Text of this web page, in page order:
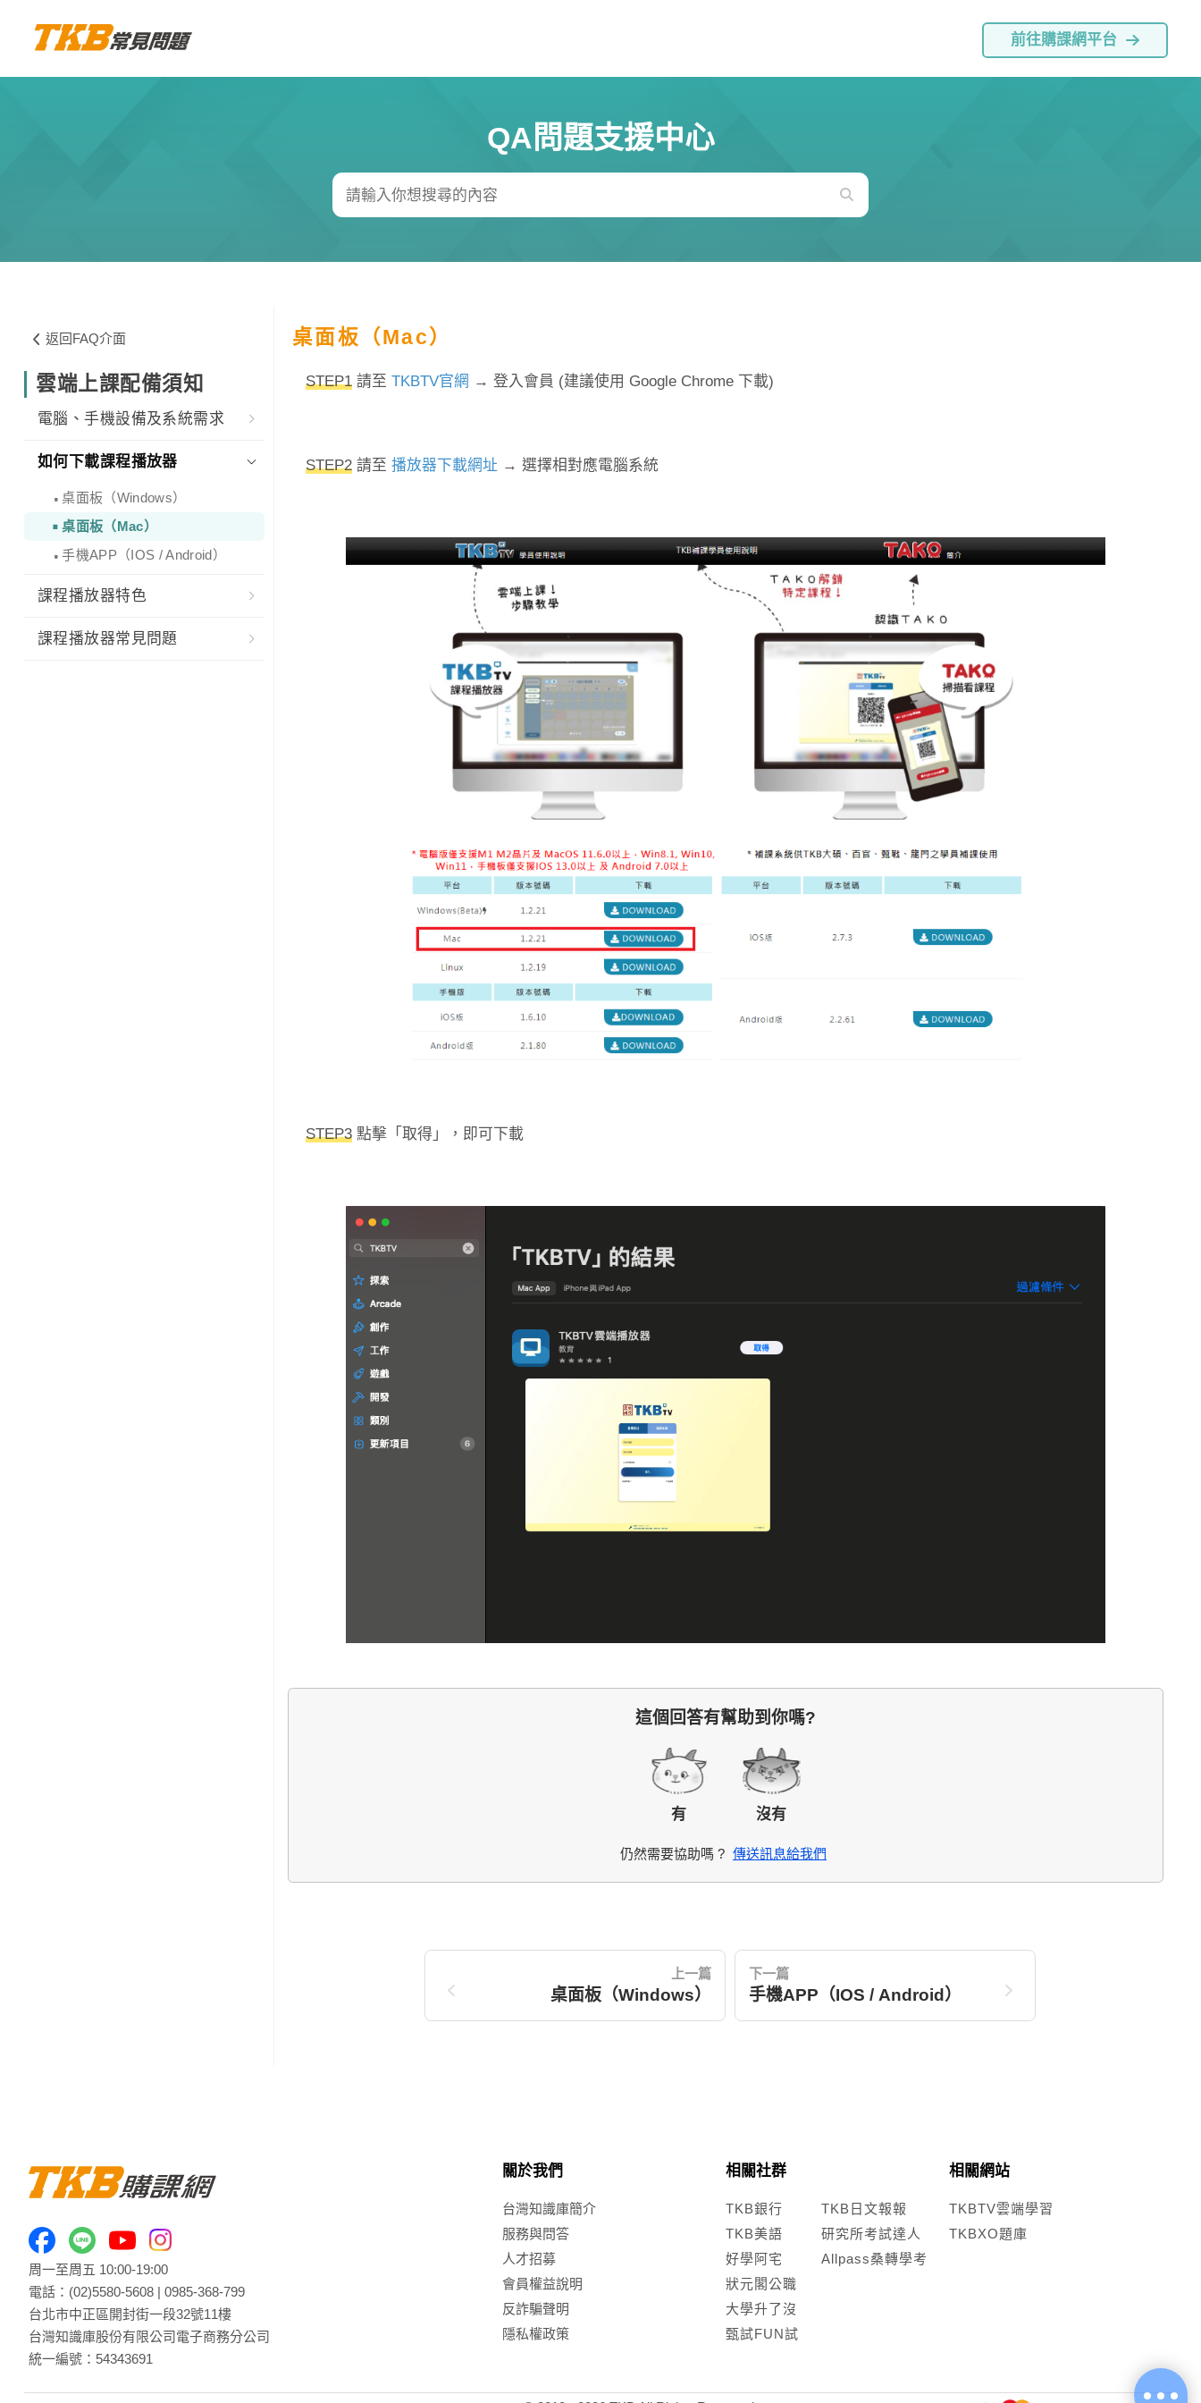
前往購課網平台
QA問題支援中心
返回FAQ介面
雲端上課配備須知
電腦、手機設備及系統需求
如何下載課程播放器
桌面板（Windows）
桌面板（Mac）
手機APP（IOS / Android）
課程播放器特色
課程播放器常見問題
桌面板（Mac）
STEP1 請至 TKBTV官網 → 登入會員 (建議使用 Google Chrome 下載)
STEP2 請至 播放器下載網址 → 選擇相對應電腦系統
STEP3 點擊「取得」，即可下載
這個回答有幫助到你嗎?
有 沒有
仍然需要協助嗎 ? 傳送訊息給我們
上一篇
桌面板（Windows）
下一篇
手機APP（IOS / Android）
周一至周五 10:00-19:00
電話： (02)5580-5608 | 0985-368-799
台北市中正區開封街一段32號11樓
台灣知識庫股份有限公司電子商務分公司
統一編號：54343691
關於我們
台灣知識庫簡介
服務與問答
人才招募
會員權益說明
反詐騙聲明
隱私權政策
相關社群
TKB銀行
TKB美語
好學阿宅
狀元閣公職
大學升了沒
甄試FUN試
TKB日文報報
研究所考試達人
Allpass桑轉學考
相關網站
TKBTV雲端學習
TKBXO題庫